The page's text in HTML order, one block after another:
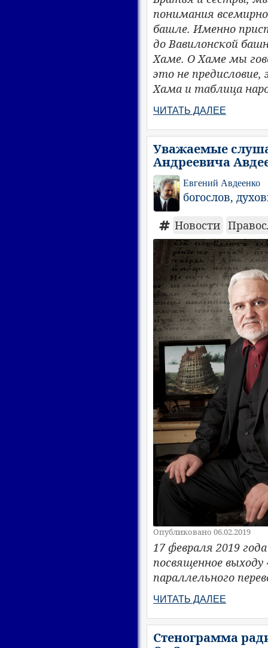
понимания
башле. Именно
до Вавилонской
Хаме. О Хаме мы
это не
Хама и таблица
ЧИТАТЬ ДАЛЕЕ
Уважаемые
Андреевича
Евгений Авдеенко
богослов,
Новости
Опубликовано 06.02.2019
17 февраля 2019
посвященное
параллельного
ЧИТАТЬ ДАЛЕЕ
Стенограмма